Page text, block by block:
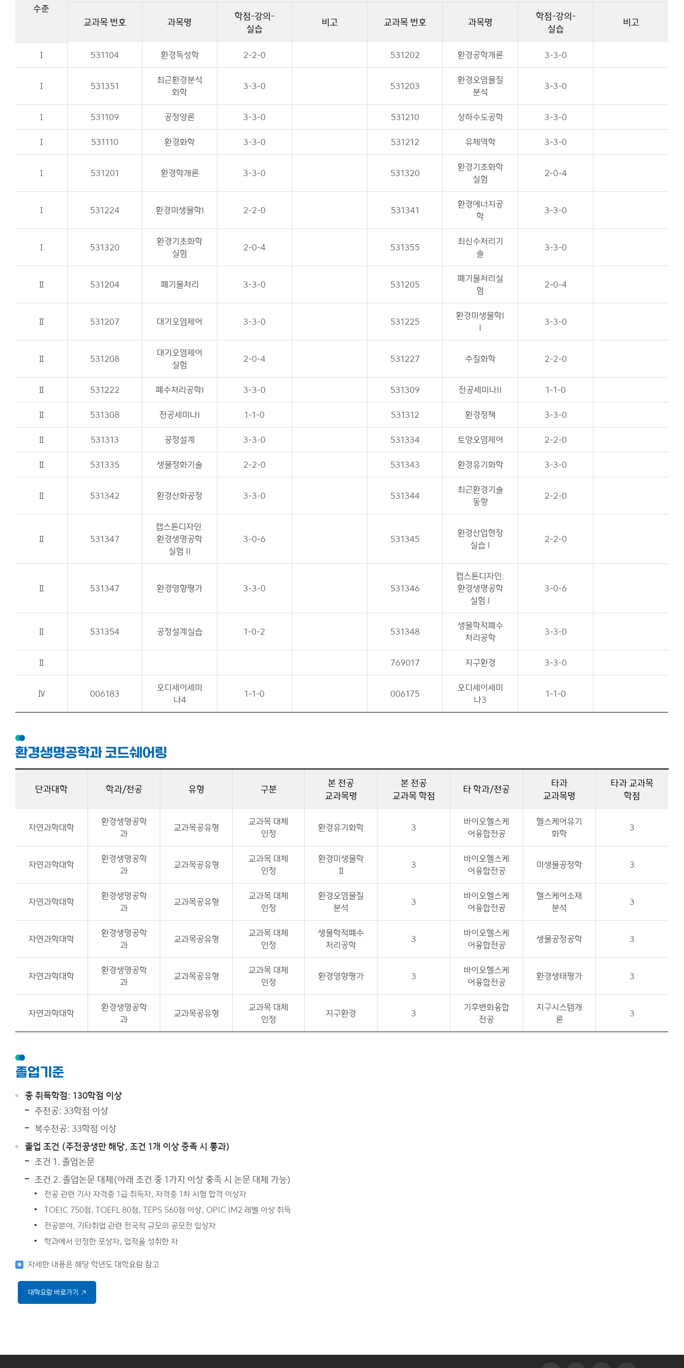
수준
교과목 번호
과목명
학점-강의-
실습
비고 교과목 번호 과목명
학점-강의-
실습
비고
Ⅰ 531104 환경독성학 2-2-0 531202 환경공학개론 3-3-0
Ⅰ 531351
최근환경분석
화학
3-3-0 531203
환경오염물질
분석
3-3-0
Ⅰ 531109 공정양론 3-3-0 531210 상하수도공학 3-3-0
Ⅰ 531110 환경화학 3-3-0 531212 유체역학 3-3-0
Ⅰ 531201 환경학개론 3-3-0 531320
환경기초화학
실험
2-0-4
Ⅰ 531224 환경미생물학I 2-2-0 531341
환경에너지공
학
3-3-0
Ⅰ 531320
환경기초화학
실험
2-0-4 531355
최신수처리기
술
3-3-0
Ⅱ 531204 폐기물처리 3-3-0 531205
폐기물처리실
험
2-0-4
Ⅱ 531207 대기오염제어 3-3-0 531225
환경미생물학I
I
3-3-0
Ⅱ 531208
대기오염제어
실험
2-0-4 531227 수질화학 2-2-0
Ⅱ 531222 폐수처리공학I 3-3-0 531309 전공세미나II 1-1-0
Ⅱ 531308 전공세미나I 1-1-0 531312 환경정책 3-3-0
Ⅱ 531313 공정설계 3-3-0 531334 토양오염제어 2-2-0
Ⅱ 531335 생물정화기술 2-2-0 531343 환경유기화학 3-3-0
Ⅱ 531342 환경산화공정 3-3-0 531344
최근환경기술
동향
2-2-0
Ⅱ 531347
캡스톤디자인:
환경생명공학
실험 II
3-0-6 531345
환경산업현장
실습 I
2-2-0
Ⅱ 531347 환경영향평가 3-3-0 531346
캡스톤디자인:
환경생명공학
실험 I
3-0-6
Ⅱ 531354 공정설계실습 1-0-2 531348
생물학적폐수
처리공학
3-3-0
Ⅱ 769017 지구환경 3-3-0
Ⅳ 006183
오디세이세미
나4
1-1-0 006175
오디세이세미
나3
1-1-0
환경생명공학과 코드쉐어링
단과대학 학과/전공 유형 구분
본 전공
교과목명
본 전공
교과목 학점
타 학과/전공
타과
교과목명
타과 교과목
학점
자연과학대학
환경생명공학
과
교과목공유형
교과목 대체
인정
환경유기화학 3
바이오헬스케
어융합전공
헬스케어유기
화학
3
자연과학대학
환경생명공학
과
교과목공유형
교과목 대체
인정
환경미생물학
Ⅱ
3
바이오헬스케
어융합전공
미생물공정학 3
자연과학대학
환경생명공학
과
교과목공유형
교과목 대체
인정
환경오염물질
분석
3
바이오헬스케
어융합전공
헬스케어소재
분석
3
자연과학대학
환경생명공학
과
교과목공유형
교과목 대체
인정
생물학적폐수
처리공학
3
바이오헬스케
어융합전공
생물공정공학 3
자연과학대학
환경생명공학
과
교과목공유형
교과목 대체
인정
환경영향평가 3
바이오헬스케
어융합전공
환경생태평가 3
자연과학대학
환경생명공학
과
교과목공유형
교과목 대체
인정
지구환경 3
기후변화융합
전공
지구시스템개
론
3
졸업기준
총 취득학점: 130학점 이상
주전공: 33학점 이상
복수전공: 33학점 이상
졸업 조건 (주전공생만 해당, 조건 1개 이상 충족 시 통과)
조건 1. 졸업논문
조건 2. 졸업논문 대체(아래 조건 중 1가지 이상 충족 시 논문 대체 가능)
전공 관련 기사 자격증 1급 취득자, 자격증 1차 시험 합격 이상자
TOEIC 750점, TOEFL 80점, TEPS 560점 이상, OPIC IM2 레벨 이상 취득
전공분야, 기타취업 관련 전국적 규모의 공모전 입상자
학과에서 인정한 포상자, 업적을 성취한 자
자세한 내용은 해당 학년도 대학요람 참고
대학요람 바로가기